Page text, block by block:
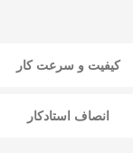
کیفیت و سرعت کار
انصاف استادکار